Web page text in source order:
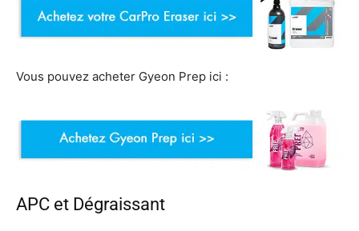
Vous pouvez acheter Gyeon Prep ici :
APC et Dégraissant